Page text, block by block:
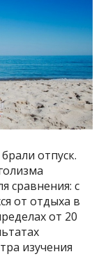
отпуск.
сравнения: с
от отдыха в
от 20
изучения